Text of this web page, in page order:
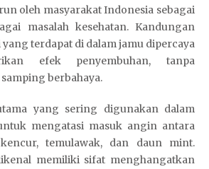
oleh masyarakat Indonesia sebagai
masalah kesehatan. Kandungan
terdapat di dalam jamu dipercaya
efek penyembuhan, tanpa
berbahaya.
yang sering digunakan dalam
mengatasi masuk angin antara
temulawak, dan daun mint.
memiliki sifat menghangatkan